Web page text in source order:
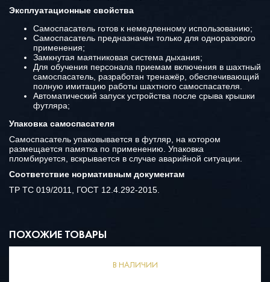
Эксплуатационные свойства
Самоспасатель готов к немедленному использованию;
Самоспасатель предназначен только для одноразового
применения;
Замкнутая маятниковая система дыхания;
Для обучения персонала приемам включения в шахтный
самоспасатель, разработан тренажёр, обеспечивающий
полную имитацию работы шахтного самоспасателя.
Автоматический запуск устройства после срыва крышки
футляра;
Упаковка самоспасателя
Самоспасатель упаковывается в футляр, на котором
размещается памятка по применению. Упаковка
пломбируется, вскрывается в случае аварийной ситуации.
Соответствие нормативным документам
ТР ТС 019/2011, ГОСТ 12.4.292-2015.
ПОХОЖИЕ ТОВАРЫ
В НАЛИЧИИ